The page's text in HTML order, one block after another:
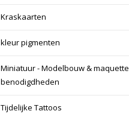
Kraskaarten
kleur pigmenten
Miniatuur - Modelbouw & maquette
benodigdheden
Tijdelijke Tattoos